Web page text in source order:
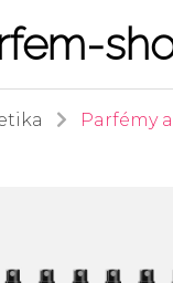
Parfémy